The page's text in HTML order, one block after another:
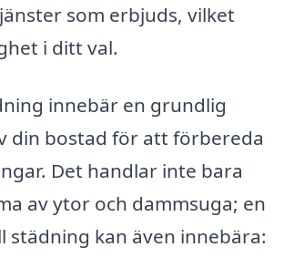
som erbjuds, vilket
i ditt val.
innebär en grundlig
din bostad för att förbereda
Det handlar inte bara
av ytor och dammsuga; en
städning kan även innebära: